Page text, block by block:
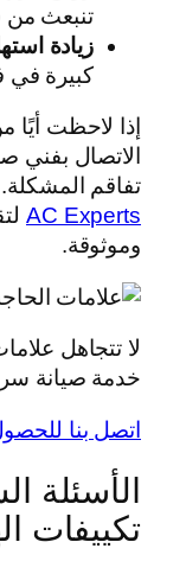
تنبعث من
زيادة
كبيرة في
إذا لاحظت أيًا
الاتصال
تفاقم
AC Experts
وموثوقة.
لا تتجاهل
خدمة صيانة
اتصل بنا
الأسئلة
تكييفات